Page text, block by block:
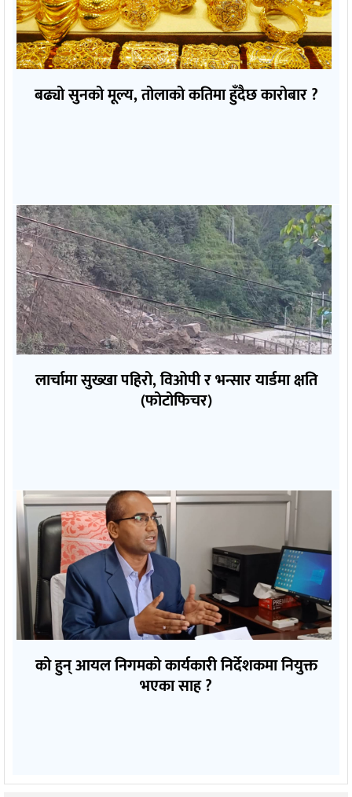
बढ्यो सुनको मूल्य, तोलाको कतिमा हुँदैछ कारोबार ?
लार्चामा सुख्खा पहिरो, विओपी र भन्सार यार्डमा क्षति
(फोटोफिचर)
को हुन् आयल निगमको कार्यकारी निर्देशकमा नियुक्त
भएका साह ?